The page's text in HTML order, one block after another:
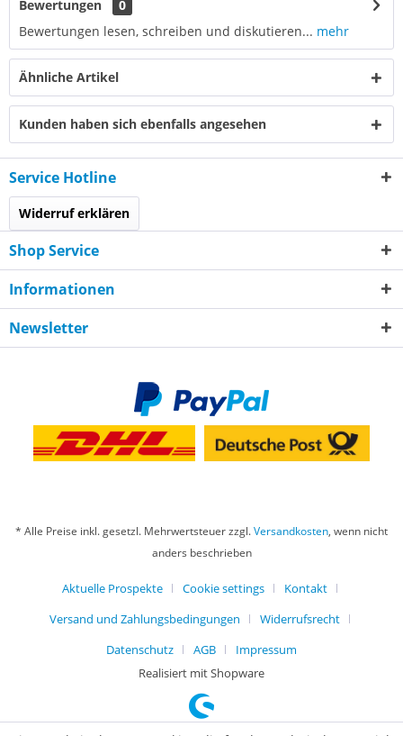
Bewertungen
0
Bewertungen lesen, schreiben und diskutieren... mehr
Ähnliche Artikel
Kunden haben sich ebenfalls angesehen
Service Hotline
Widerruf erklären
Shop Service
Informationen
Newsletter
* Alle Preise inkl. gesetzl. Mehrwertsteuer zzgl.Versandkosten, wenn nicht
anders beschrieben
Aktuelle Prospekte Cookie settings
Kontakt
Versand und Zahlungsbedingungen
Widerrufsrecht
Datenschutz
AGB
Impressum
Realisiert mit Shopware